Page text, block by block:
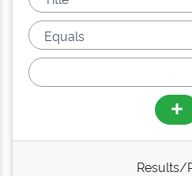
Results/